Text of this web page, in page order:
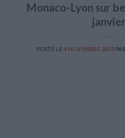
Monaco-Lyon sur
janvier
POSTÉ LE 4 NOVEMBRE 2025 PAR